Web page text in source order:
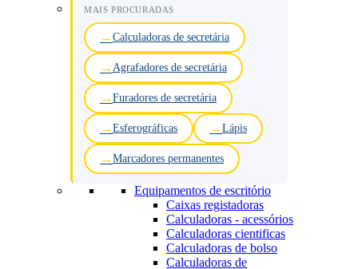
MAIS PROCURADAS
Calculadoras de secretária
Agrafadores de secretária
Furadores de secretária
Esferográficas Lápis
Marcadores permanentes
Equipamentos de escritório
Caixas registadoras
Calculadoras - acessórios
Calculadoras cientificas
Calculadoras de bolso
Calculadoras de